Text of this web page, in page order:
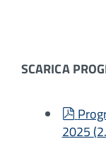
SCARICA
pdf
2025 (